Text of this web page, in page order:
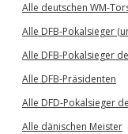
Alle deutschen WM-
Alle DFB-Pokalsieger
Alle DFB-Pokalsieger
Alle DFB-Präsidenten
Alle DFD-Pokalsieger
Alle dänischen Meister